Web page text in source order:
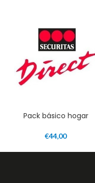
Pack básico hogar
€44,00